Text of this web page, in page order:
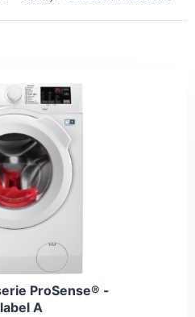
ProSense® -
A